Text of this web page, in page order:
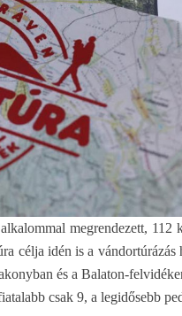
megrendezett, 112
célja idén is a vándortúrázás
és a Balaton-
csak 9, a legidősebb